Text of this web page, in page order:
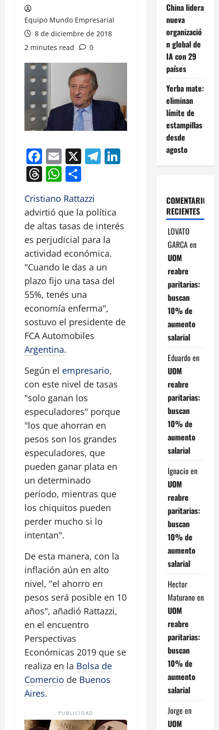
Equipo Mundo Empresarial
8 de diciembre de 2018
2 minutes read
0
Facebook
Email
X Telegram
LinkedIn
Threads
WhatsApp
Cristiano Rattazzi
advirtió que la política
de altas tasas de interés
es perjudicial para la
actividad económica.
"Cuando le das a un
plazo fijo una tasa del
55%, tenés una
economía enferma",
sostuvo el presidente de
FCA Automobiles
Argentina.
Según el empresario,
con este nivel de tasas
"solo ganan los
especuladores" porque
"los que ahorran en
pesos son los grandes
especuladores, que
pueden ganar plata en
un determinado
período, mientras que
los chiquitos pueden
perder mucho si lo
intentan".
De esta manera, con la
inflación aún en alto
nivel, "el ahorro en
pesos será posible en 10
años", añadió Rattazzi,
en el encuentro
Perspectivas
Económicas 2019 que se
realiza en la Bolsa de
Comercio de Buenos
Aires.
PUBLICIDAD
China lidera
nueva
organizació
n global de
IA con 29
países
Yerba mate:
eliminan
límite de
estampillas
desde
agosto
COMENTARIOS
RECIENTES
LOVATO
GARCAen
UOM
reabre
paritarias:
buscan
10% de
aumento
salarial
Eduardo en
UOM
reabre
paritarias:
buscan
10% de
aumento
salarial
Ignacio en
UOM
reabre
paritarias:
buscan
10% de
aumento
salarial
Hector
Maturano en
UOM
reabre
paritarias:
buscan
10% de
aumento
salarial
Jorge en
UOM